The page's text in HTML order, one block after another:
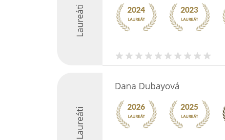
Laureáti
Laureáti
Dana Dubayová